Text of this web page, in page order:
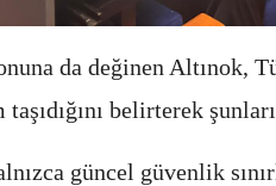
da değinen Altınok,
belirterek
güncel güvenlik